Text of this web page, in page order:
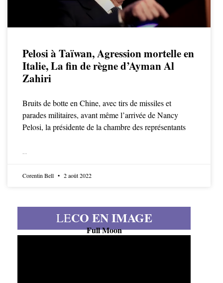
Pelosi à Taïwan, Agression mortelle en
Italie, La fin de règne d’Ayman Al
Zahiri
Bruits de botte en Chine, avec tirs de missiles et
parades militaires, avant même l’arrivée de Nancy
Pelosi, la présidente de la chambre des représentants
Corentin Bell 2 août 2022
LECO EN IMAGE
Full Moon